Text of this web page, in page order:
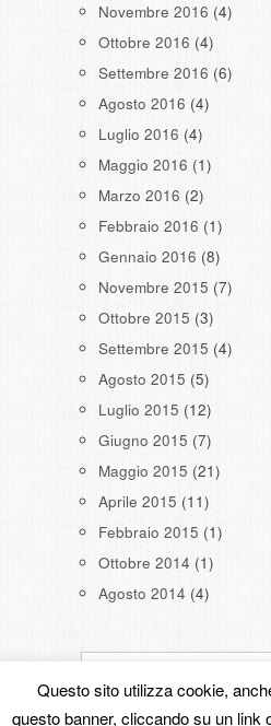
Novembre 2016 (4)
Ottobre 2016 (4)
Settembre 2016 (6)
Agosto 2016 (4)
Luglio 2016 (4)
Maggio 2016 (1)
Marzo 2016 (2)
Febbraio 2016 (1)
Gennaio 2016 (8)
Novembre 2015 (7)
Ottobre 2015 (3)
Settembre 2015 (4)
Agosto 2015 (5)
Luglio 2015 (12)
Giugno 2015 (7)
Maggio 2015 (21)
Aprile 2015 (11)
Febbraio 2015 (1)
Ottobre 2014 (1)
Agosto 2014 (4)
Questo sito utilizza cookie,
questo banner, cliccando su un link